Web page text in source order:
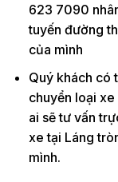
623 7090
tuyến đường
của mình
Quý khách có
chuyển loại
ai sẽ tư vấn
xe tại Láng
mình.